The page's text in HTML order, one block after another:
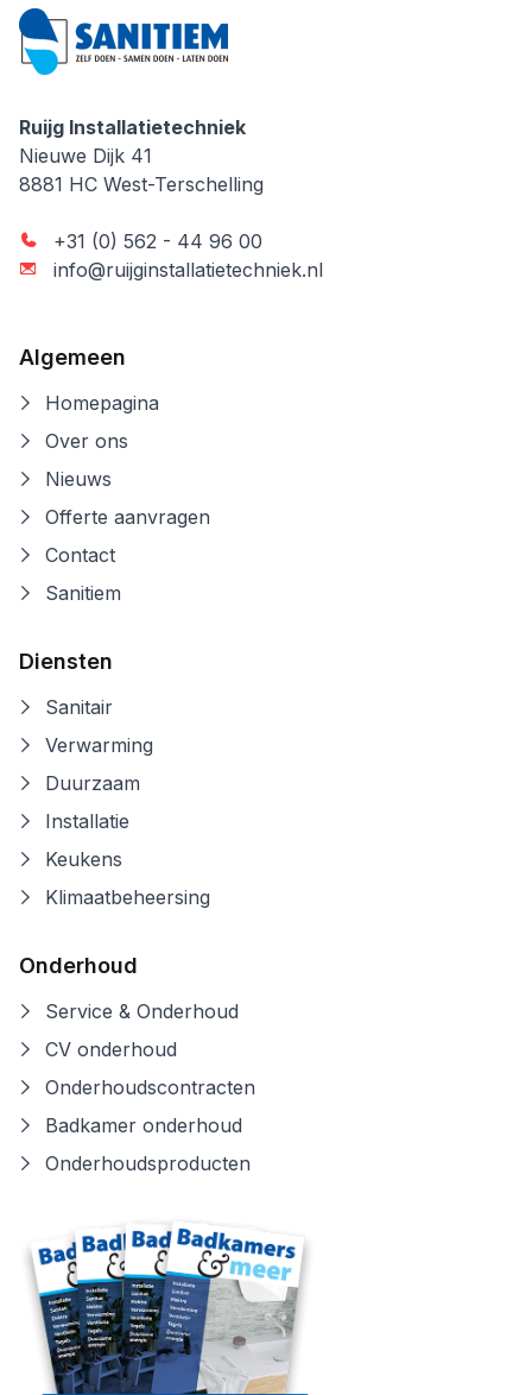
Ruijg Installatietechniek
Ruijg Installatietechniek
Nieuwe Dijk 41
8881 HC West-Terschelling
+31 (0) 562 - 44 96 00
info@ruijginstallatietechniek.nl
Algemeen
Homepagina
Over ons
Nieuws
Offerte aanvragen
Contact
Sanitiem
Diensten
Sanitair
Verwarming
Duurzaam
Installatie
Keukens
Klimaatbeheersing
Onderhoud
Service & Onderhoud
CV onderhoud
Onderhoudscontracten
Badkamer onderhoud
Onderhoudsproducten